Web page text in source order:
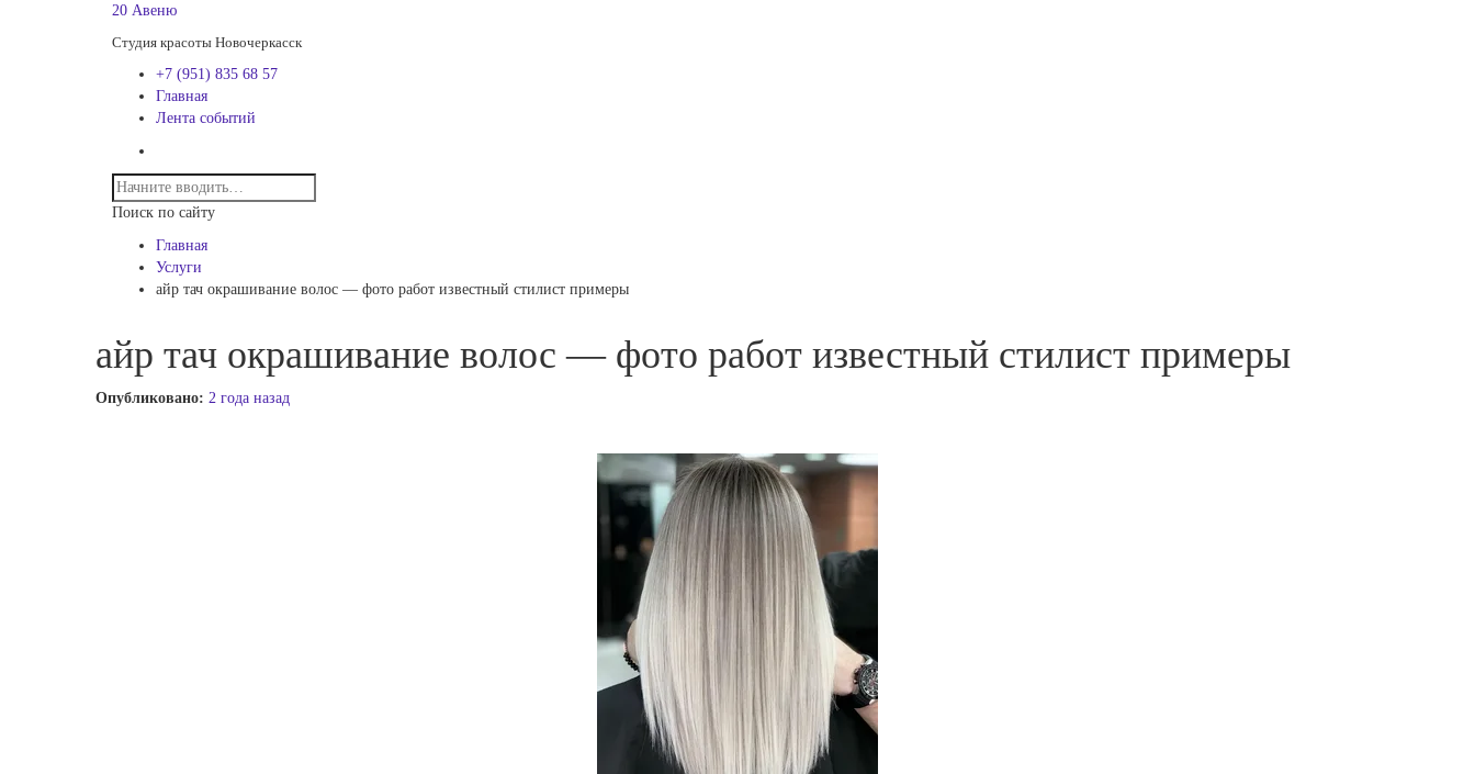
20 Авеню
Студия красоты Новочеркасск
+7 (951) 835 68 57
Главная
Лента событий
Поиск по сайту
Главная
Услуги
айр тач окрашивание волос — фото работ известный стилист примеры
айр тач окрашивание волос — фото работ известный стилист примеры
Опубликовано: 2 года назад